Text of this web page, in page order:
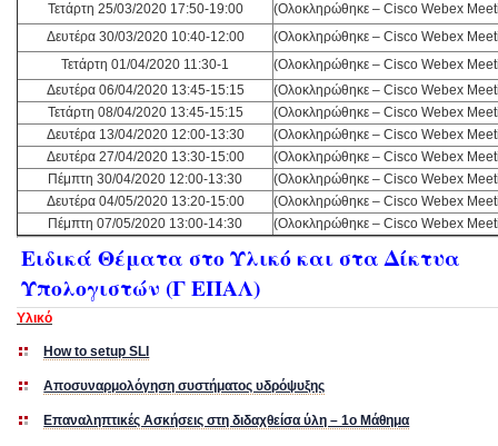
Τετάρτη 25/03/2020 17:50-19:00
(Ολοκληρώθηκε – Cisco Webex
Δευτέρα 30/03/2020 10:40-12:00
(Ολοκληρώθηκε – Cisco Webex
Τετάρτη 01/04/2020 11:30-1
(Ολοκληρώθηκε – Cisco Webex
Δευτέρα 06/04/2020 13:45-15:15
(Ολοκληρώθηκε – Cisco Webex
Τετάρτη 08/04/2020 13:45-15:15
(Ολοκληρώθηκε – Cisco Webex
Δευτέρα 13/04/2020 12:00-13:30
(Ολοκληρώθηκε – Cisco Webex
Δευτέρα 27/04/2020 13:30-15:00
(Ολοκληρώθηκε – Cisco Webex
Πέμπτη 30/04/2020 12:00-13:30
(Ολοκληρώθηκε – Cisco Webex
Δευτέρα 04/05/2020 13:20-15:00
(Ολοκληρώθηκε – Cisco Webex
Πέμπτη 07/05/2020 13:00-14:30
(Ολοκληρώθηκε – Cisco Webex
Ειδικά Θέματα στο Υλικό και στα Δίκτυα
Υπολογιστών (Γ ΕΠΑΛ)
Υλικό
How to setup SLI
Αποσυναρμολόγηση συστήματος υδρόψυξης
Επαναληπτικές Ασκήσεις στη διδαχθείσα ύλη – 1ο Μάθημα